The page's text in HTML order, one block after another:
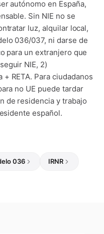
autónomo en España,
Sin NIE no se
luz, alquilar local,
036/037, ni darse de
para un extranjero que
NIE, 2)
RETA. Para ciudadanos
no UE puede tardar
de residencia y trabajo
español.
036 IRNR